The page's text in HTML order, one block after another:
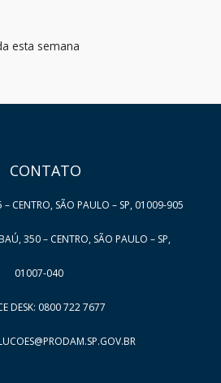
esta semana
CONTATO
– CENTRO, SÃO PAULO – SP, 01009-905
350 – CENTRO, SÃO PAULO – SP,
01007-040
DESK: 0800 722 7677